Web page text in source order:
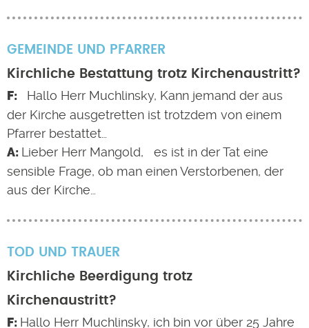
GEMEINDE UND PFARRER
Kirchliche Bestattung trotz Kirchenaustritt?
Hallo Herr Muchlinsky, Kann jemand der aus
der Kirche ausgetretten ist trotzdem von einem
Pfarrer bestattet…
Lieber Herr Mangold, es ist in der Tat eine
sensible Frage, ob man einen Verstorbenen, der
aus der Kirche…
TOD UND TRAUER
Kirchliche Beerdigung trotz
Kirchenaustritt?
Hallo Herr Muchlinsky, ich bin vor über 25 Jahre